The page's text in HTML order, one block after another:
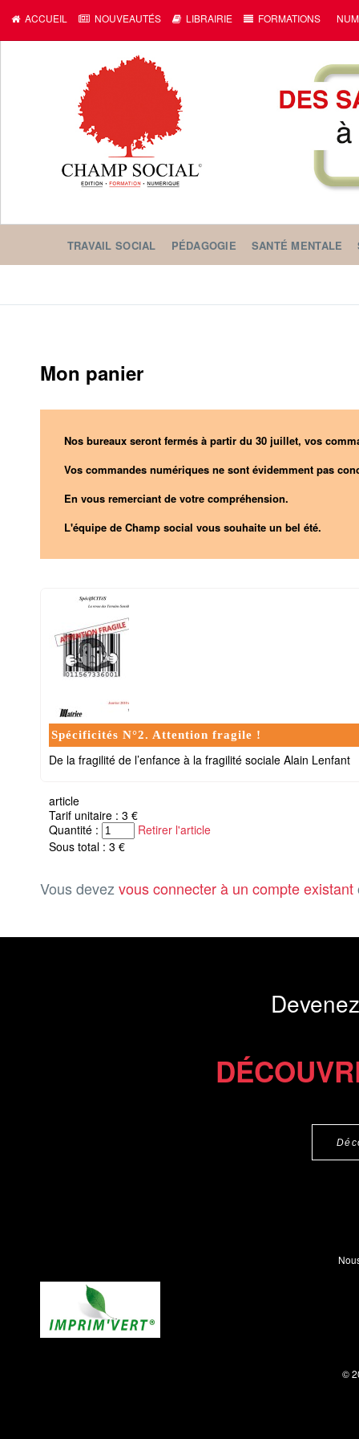
ACCUEIL NOUVEAUTÉS LIBRAIRIE FORMATIONS
TRAVAIL SOCIAL PÉDAGOGIE SANTÉ MENTALE
Mon panier
Nos bureaux seront fermés à partir du 30 juillet, vos
Vos commandes numériques ne sont évidemment pas
En vous remerciant de votre compréhension.
L'équipe de Champ social vous souhaite un bel été.
Spécificités N°2. Attention fragile !
De la fragilité de l’enfance à la fragilité sociale Alain Lenfant
article
Tarif unitaire : 3 €
Quantité :
Retirer l'article
Sous total : 3 €
Vous devez vous connecter à un compte existant
©